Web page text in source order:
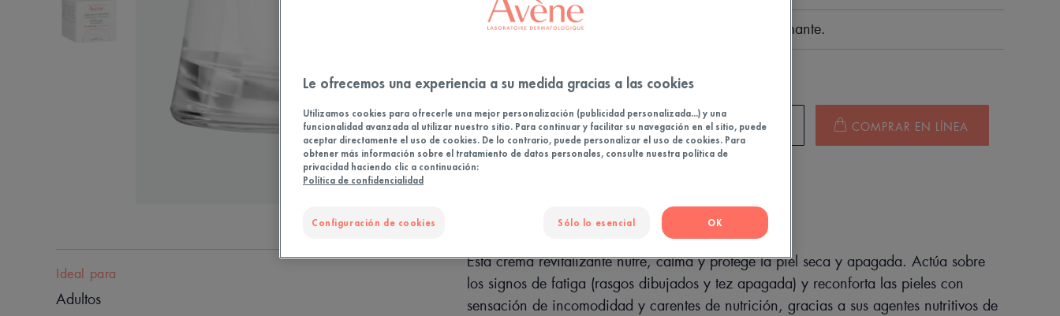
Protectora, nutritiva y calmante.
Maceta
PUNTOS DE VENTA COMPRAR EN LÍNEA
Ideal para
Adultos
Esta crema revitalizante nutre, calma y protege la piel seca y apagada. Actúa sobre
los signos de fatiga (rasgos dibujados y tez apagada) y reconforta las pieles con
sensación de incomodidad y carentes de nutrición, gracias a sus agentes nutritivos de
Le ofrecemos una experiencia a su medida gracias a las cookies
Utilizamos cookies para ofrecerle una mejor personalización (publicidad personalizada...) y una
funcionalidad avanzada al utilizar nuestro sitio. Para continuar y facilitar su navegación en el sitio, puede
aceptar directamente el uso de cookies. De lo contrario, puede personalizar el uso de cookies. Para
obtener más información sobre el tratamiento de datos personales, consulte nuestra política de
privacidad haciendo clic a continuación:
Política de confidencialidad
Configuración de cookies Sólo lo esencial OK